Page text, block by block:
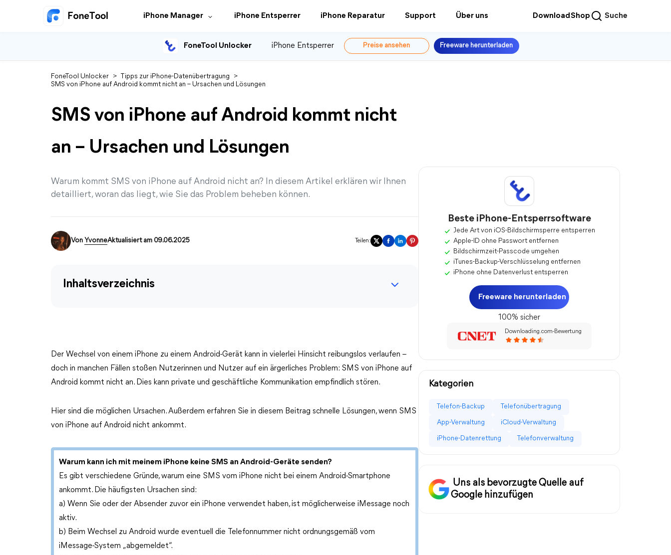
iPhone Manager iPhone Entsperrer iPhone Reparatur Support Über uns DownloadShop Suche
FoneTool Unlocker iPhone Entsperrer Preise ansehen Freeware herunterladen
FoneTool Unlocker > Tipps zur iPhone-Datenübertragung
>
SMS von iPhone auf Android kommt nicht an – Ursachen und Lösungen
SMS von iPhone auf Android kommt nicht
an – Ursachen und Lösungen
Warum kommt SMS von iPhone auf Android nicht an? In diesem Artikel erklären wir Ihnen
detailliert, woran das liegt, wie Sie das Problem beheben können.
Von YvonneAktualisiert am 09.06.2025 Teilen:
Inhaltsverzeichnis
Der Wechsel von einem iPhone zu einem Android-Gerät kann in vielerlei Hinsicht reibungslos verlaufen –
doch in manchen Fällen stoßen Nutzerinnen und Nutzer auf ein ärgerliches Problem: SMS von iPhone auf
Android kommt nicht an. Dies kann private und geschäftliche Kommunikation empfindlich stören.
Hier sind die möglichen Ursachen. Außerdem erfahren Sie in diesem Beitrag schnelle Lösungen, wenn SMS
von iPhone auf Android nicht ankommt.
Warum kann ich mit meinem iPhone keine SMS an Android-Geräte senden?
Es gibt verschiedene Gründe, warum eine SMS vom iPhone nicht bei einem Android-Smartphone
ankommt. Die häufigsten Ursachen sind:
a) Wenn Sie oder der Absender zuvor ein iPhone verwendet haben, ist möglicherweise iMessage noch
aktiv.
b) Beim Wechsel zu Android wurde eventuell die Telefonnummer nicht ordnungsgemäß vom
iMessage-System „abgemeldet“.
Beste iPhone-Entsperrsoftware
Jede Art von iOS-Bildschirmsperre entsperren
Apple-ID ohne Passwort entfernen
Bildschirmzeit-Passcode umgehen
iTunes-Backup-Verschlüsselung entfernen
iPhone ohne Datenverlust entsperren
Freeware herunterladen
100% sicher
Downloading.com-Bewertung
Kategorien
Telefon-Backup Telefonübertragung
App-Verwaltung iCloud-Verwaltung
iPhone-Datenrettung Telefonverwaltung
Uns als bevorzugte Quelle auf
Google hinzufügen